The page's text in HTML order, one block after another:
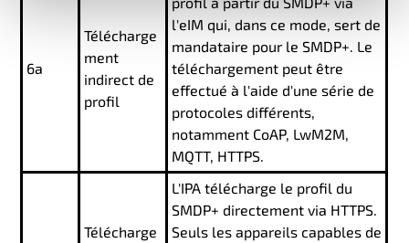
6a
Télécharge
ment
indirect de
profil
l'eIM qui, dans ce mode, sert de
mandataire pour le SMDP+. Le
téléchargement peut être
effectué à l'aide d'une série de
protocoles différents,
notamment CoAP, LwM2M,
MQTT, HTTPS.
Télécharge
L'IPA télécharge le profil du
SMDP+ directement via HTTPS.
Seuls les appareils capables de